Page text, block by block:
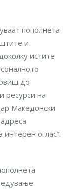
пополнета
и
истите
до
ресурси на
Македонски
интерен оглас”.